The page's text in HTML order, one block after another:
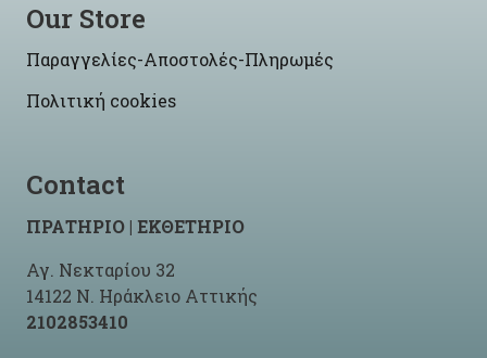
Our Store
Παραγγελίες-Αποστολές-Πληρωμές
Πολιτική cookies
Contact
ΠΡΑΤΗΡΙΟ | ΕΚΘΕΤΗΡΙΟ
Αγ. Νεκταρίου 32
14122 Ν. Ηράκλειο Αττικής
2102853410